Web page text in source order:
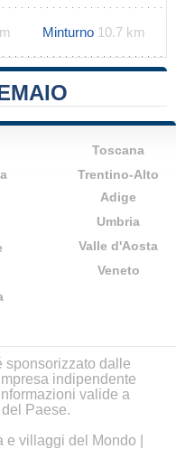
Minturno 10.7 km
Toscana
Trentino-Alto
Adige
Umbria
Valle d'Aosta
Veneto
sponsorizzato dalle
indipendente
valide a
Paese.
e villaggi del Mondo